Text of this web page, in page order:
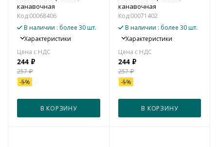
канавочная
Код:00068406
В наличии : более 30 шт.
Характеристики
244 ₽
257₽
-5%
В КОРЗИНУ
канавочная
Код:00071402
В наличии : более 30 шт.
Характеристики
244₽
257₽
-5%
В КОРЗИНУ